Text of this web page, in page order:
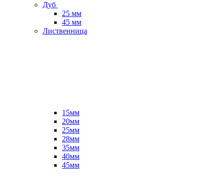
Дуб
25 мм
45 мм
Лиственница
15мм
20мм
25мм
28мм
35мм
40мм
45мм